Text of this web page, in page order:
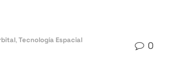
,Tecnología Espacial
0